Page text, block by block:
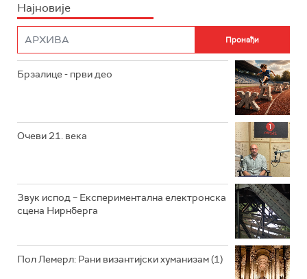
РАДИО РОКЕНРОЛЕР
РАДИО ЏЕЗЕР
Најновије
Брзалице - први део
Очеви 21. века
Звук испод – Експериментална електронска
сцена Нирнберга
Пол Лемерл: Рани византијски хуманизам (1)